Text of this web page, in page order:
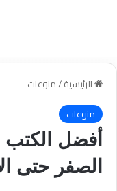
الرئيسية/منوعات
منوعات
الصفر حتى